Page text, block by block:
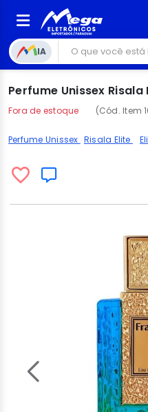
IA
Perfume Unissex Risala
Fora de estoque (Cód. Item
Perfume Unissex Risala Elite